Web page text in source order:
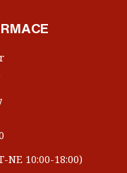
10:00-18:00)